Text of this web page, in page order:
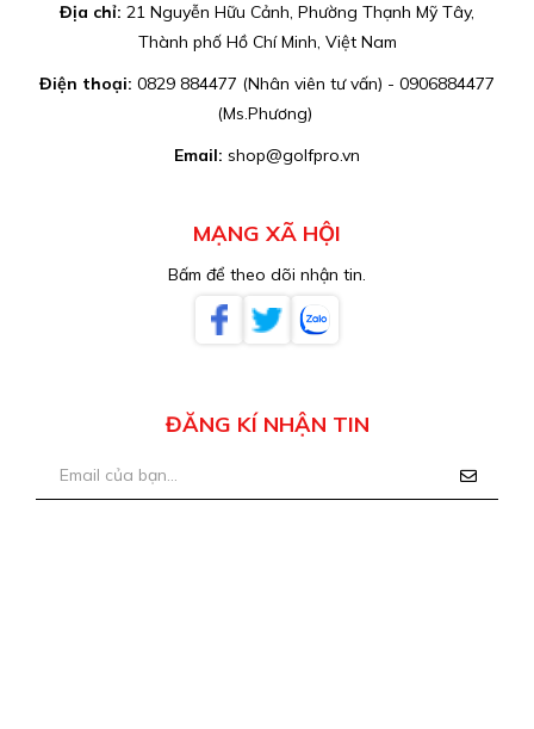
Địa chỉ: 21 Nguyễn Hữu Cảnh, Phường Thạnh Mỹ Tây,
Thành phố Hồ Chí Minh, Việt Nam
Điện thoại: 0829 884477 (Nhân viên tư vấn) - 0906884477
(Ms.Phương)
Email: shop@golfpro.vn
MẠNG XÃ HỘI
Bấm để theo dõi nhận tin.
ĐĂNG KÍ NHẬN TIN